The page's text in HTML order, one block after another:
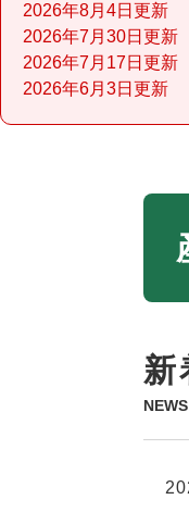
2026年8月4日更新
2026年7月30日更新
2026年7月17日更新
2026年6月3日更新
新
NEWS